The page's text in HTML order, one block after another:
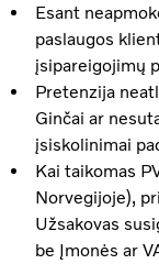
Esant
paslaugos
įsipareigojimų
Pretenzija
Ginčai ar
įsiskolinimai
Kai taikomas
Norvegijoje),
Užsakovas
be Įmonės ar